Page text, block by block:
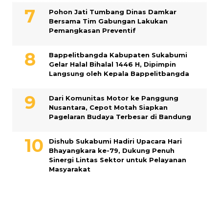
Pohon Jati Tumbang Dinas Damkar
Bersama Tim Gabungan Lakukan
Pemangkasan Preventif
Bappelitbangda Kabupaten Sukabumi
Gelar Halal Bihalal 1446 H, Dipimpin
Langsung oleh Kepala Bappelitbangda
Dari Komunitas Motor ke Panggung
Nusantara, Cepot Motah Siapkan
Pagelaran Budaya Terbesar di Bandung
Dishub Sukabumi Hadiri Upacara Hari
Bhayangkara ke-79, Dukung Penuh
Sinergi Lintas Sektor untuk Pelayanan
Masyarakat